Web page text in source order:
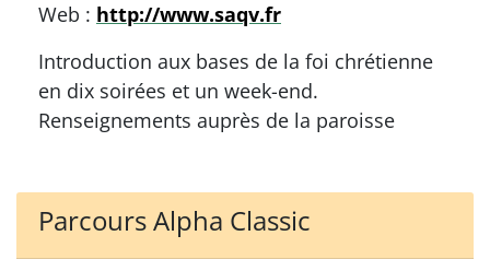
Web : http://www.saqv.fr
Introduction aux bases de la foi chrétienne
en dix soirées et un week-end.
Renseignements auprès de la paroisse
Parcours Alpha Classic